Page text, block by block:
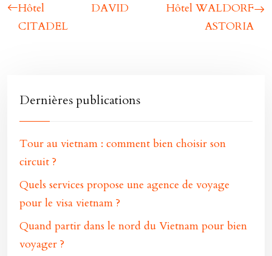
Hôtel DAVID
CITADEL
Hôtel WALDORF
ASTORIA
Dernières publications
Tour au vietnam : comment bien choisir son
circuit ?
Quels services propose une agence de voyage
pour le visa vietnam ?
Quand partir dans le nord du Vietnam pour bien
voyager ?